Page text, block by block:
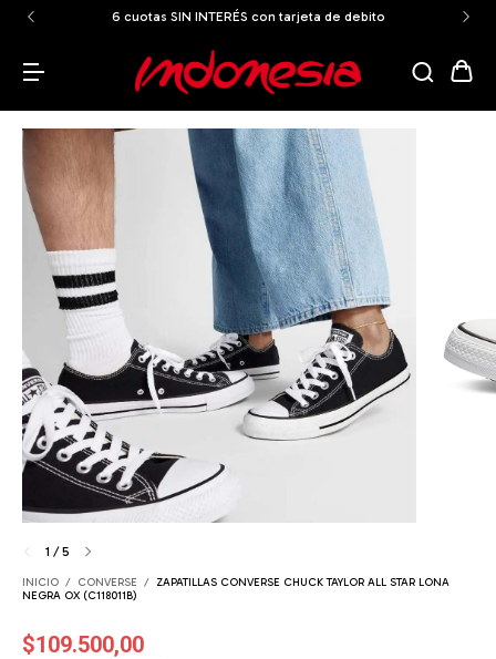
ENVÍOS GRATIS A TODO EL PAÍS a partir de los $159.999
1 /5
INICIO / CONVERSE / ZAPATILLAS CONVERSE CHUCK TAYLOR ALL STAR LONA
NEGRA OX (C118011B)
$109.500,00